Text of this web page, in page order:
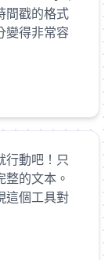
間戳的格式
變得非常容
行動吧！只
的文本。
這個工具對